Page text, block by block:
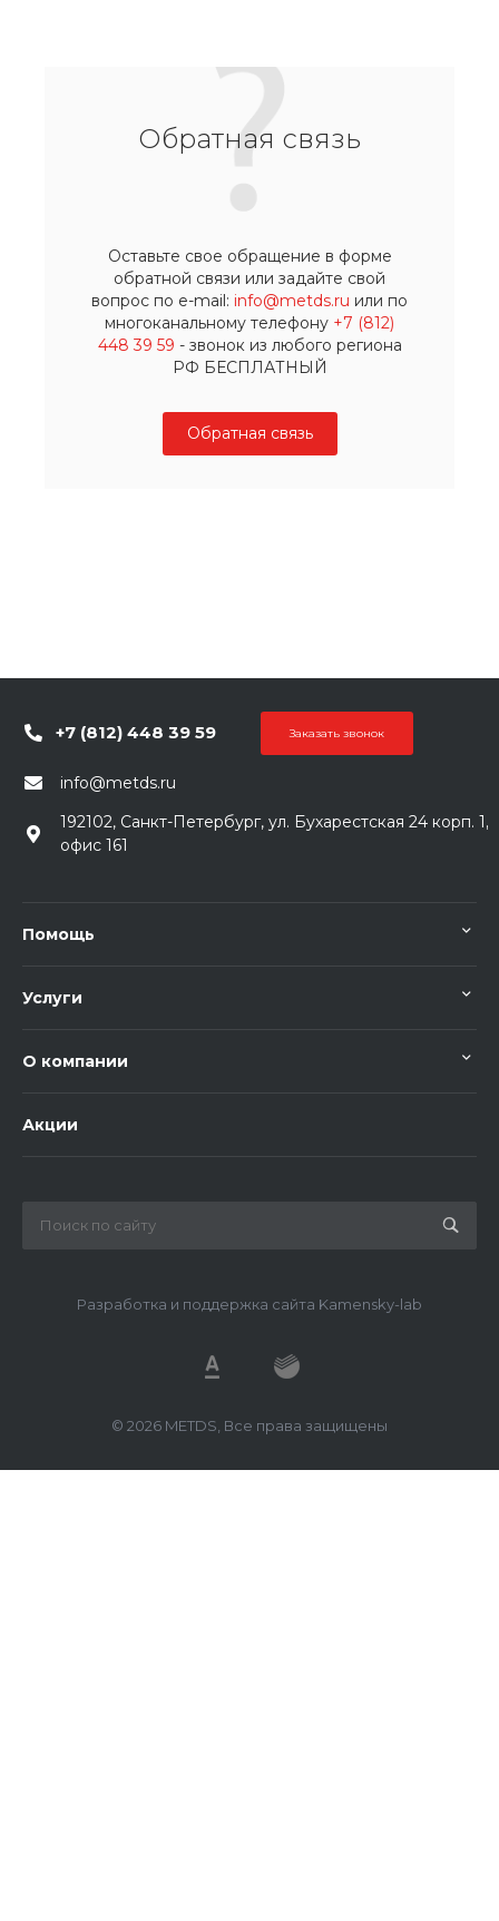
Обратная связь
Оставьте свое обращение в форме
обратной связи или задайте свой
вопрос по e-mail: info@metds.ru или по
многоканальному телефону +7 (812)
448 39 59 - звонок из любого региона
РФ БЕСПЛАТНЫЙ
Обратная связь
+7 (812) 448 39 59 Заказать звонок
info@metds.ru
192102, Санкт-Петербург, ул. Бухарестская 24 корп. 1,
офис 161
Помощь
Услуги
О компании
Акции
© 2026 METDS, Все права защищены
Разработка и поддержка сайта Kamensky-lab